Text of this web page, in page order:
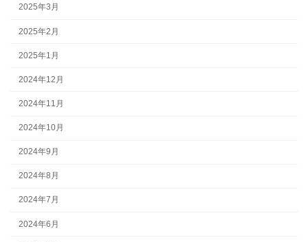
2025年3月
2025年2月
2025年1月
2024年12月
2024年11月
2024年10月
2024年9月
2024年8月
2024年7月
2024年6月